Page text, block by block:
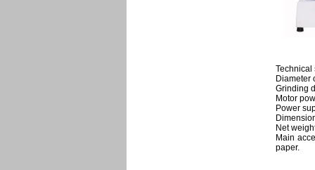
Technical
Diameter
Grinding
Motor
Power
Net
Main
paper.